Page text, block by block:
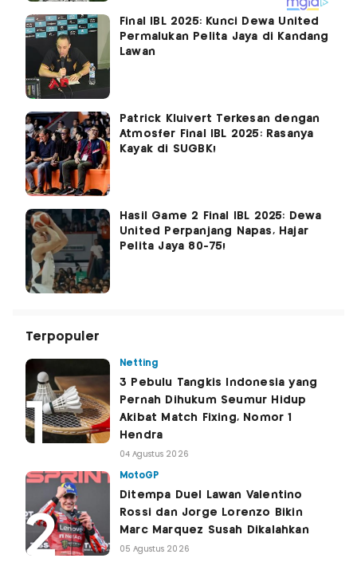
Final IBL 2025: Kunci Dewa United
Permalukan Pelita Jaya di Kandang
Lawan
Patrick Kluivert Terkesan dengan
Atmosfer Final IBL 2025: Rasanya
Kayak di SUGBK!
Hasil Game 2 Final IBL 2025: Dewa
United Perpanjang Napas, Hajar
Pelita Jaya 80-75!
Terpopuler
Netting
3 Pebulu Tangkis Indonesia yang
Pernah Dihukum Seumur Hidup
Akibat Match Fixing, Nomor 1
Hendra
04 Agustus 2026
MotoGP
Ditempa Duel Lawan Valentino
Rossi dan Jorge Lorenzo Bikin
Marc Marquez Susah Dikalahkan
05 Agustus 2026